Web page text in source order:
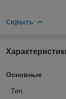
Скрыть
Основные
Тип